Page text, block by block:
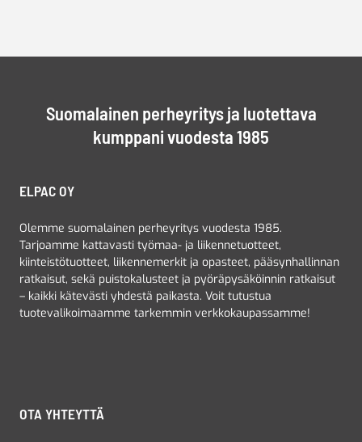
Suomalainen perheyritys ja luotettava
kumppani vuodesta 1985
ELPAC OY
Olemme suomalainen perheyritys vuodesta 1985.
Tarjoamme kattavasti työmaa- ja liikennetuotteet,
kiinteistötuotteet, liikennemerkit ja opasteet, pääsynhallinnan
ratkaisut, sekä puistokalusteet ja pyöräpysäköinnin ratkaisut
– kaikki kätevästi yhdestä paikasta. Voit tutustua
tuotevalikoimaamme tarkemmin verkkokaupassamme!
OTA YHTEYTTÄ